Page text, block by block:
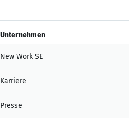
Unternehmen
New Work SE
Karriere
Presse